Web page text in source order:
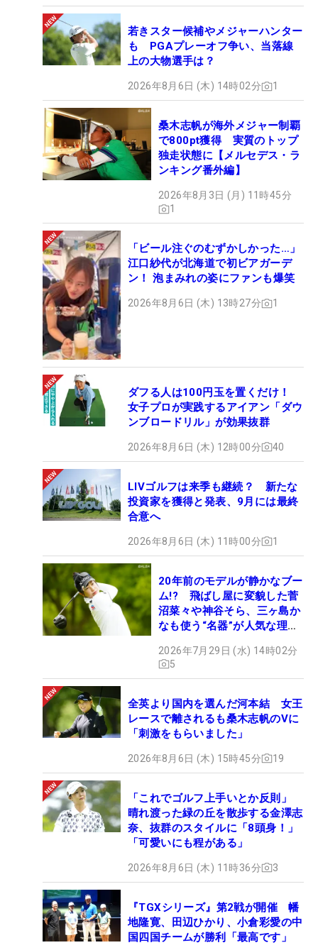
若きスター候補やメジャーハンター
も PGAプレーオフ争い、当落線
上の大物選手は？
2026年8月6日 (木) 14時02分 1
桑木志帆が海外メジャー制覇
で800pt獲得 実質のトップ
独走状態に【メルセデス・ラ
ンキング番外編】
2026年8月3日 (月) 11時45分
1
「ビール注ぐのむずかしかった…」
江口紗代が北海道で初ビアガーデ
ン！ 泡まみれの姿にファンも爆笑
2026年8月6日 (木) 13時27分 1
ダフる人は100円玉を置くだけ！
女子プロが実践するアイアン「ダウ
ンブロードリル」が効果抜群
2026年8月6日 (木) 12時00分 40
LIVゴルフは来季も継続？ 新たな
投資家を獲得と発表、9月には最終
合意へ
2026年8月6日 (木) 11時00分 1
20年前のモデルが静かなブー
ム!? 飛ばし屋に変貌した菅
沼菜々や神谷そら、三ヶ島か
なも使う“名器”が人気な理由
ギア”】
2026年7月29日 (水) 14時02分
5
全英より国内を選んだ河本結 女王
レースで離されるも桑木志帆のVに
「刺激をもらいました」
2026年8月6日 (木) 15時45分 19
「これでゴルフ上手いとか反則」
晴れ渡った緑の丘を散歩する金澤志
奈、抜群のスタイルに「8頭身！」
「可愛いにも程がある」
2026年8月6日 (木) 11時36分 3
『TGXシリーズ』第2戦が開催 幡
地隆寛、田辺ひかり、小倉彩愛の中
国四国チームが勝利「最高です」